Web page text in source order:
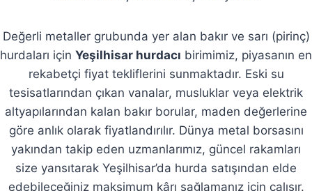
Değerli metaller grubunda yer alan bakır ve sarı (pirinç)
hurdaları için Yeşilhisar hurdacı birimimiz, piyasanın en
rekabetçi fiyat tekliflerini sunmaktadır. Eski su
tesisatlarından çıkan vanalar, musluklar veya elektrik
altyapılarından kalan bakır borular, maden değerlerine
göre anlık olarak fiyatlandırılır. Dünya metal borsasını
yakından takip eden uzmanlarımız, güncel rakamları
size yansıtarak Yeşilhisar’da hurda satışından elde
edebileceğiniz maksimum kârı sağlamanız için çalışır.